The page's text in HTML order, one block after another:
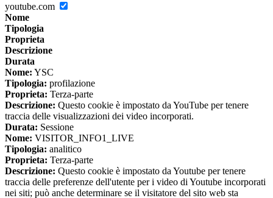
youtube.com
Nome
Tipologia
Proprieta
Descrizione
Durata
Nome: YSC
Tipologia: profilazione
Proprieta: Terza-parte
Descrizione: Questo cookie è impostato da YouTube per tenere
traccia delle visualizzazioni dei video incorporati.
Durata: Sessione
Nome: VISITOR_INFO1_LIVE
Tipologia: analitico
Proprieta: Terza-parte
Descrizione: Questo cookie è impostato da Youtube per tenere
traccia delle preferenze dell'utente per i video di Youtube incorporati
nei siti; può anche determinare se il visitatore del sito web sta